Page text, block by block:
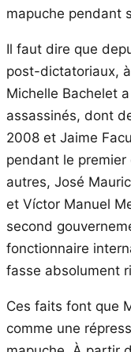
mapuche pendant
Il faut dire que
post-dictatoriaux,
Michelle Bachelet
assassinés, dont
2008 et Jaime
pendant le
autres, José
et Víctor Manuel
second
fonctionnaire
fasse absolument
Ces faits font que
comme une